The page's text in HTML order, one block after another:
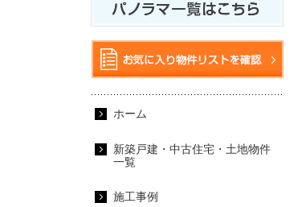
ホーム
新築戸建・中古住宅・土地物件
一覧
施工事例